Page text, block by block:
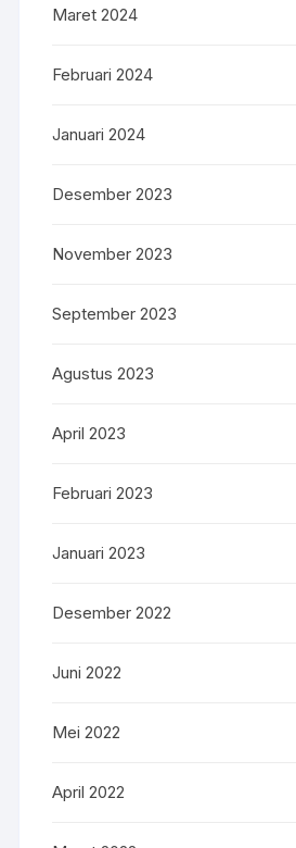
Maret 2024
Februari 2024
Januari 2024
Desember 2023
November 2023
September 2023
Agustus 2023
April 2023
Februari 2023
Januari 2023
Desember 2022
Juni 2022
Mei 2022
April 2022